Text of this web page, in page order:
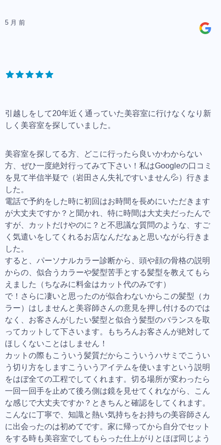
5 月 前
引越しをして20年近く通っていた美容室に行けなくなり新
しく美容室を探していました。
美容室を探してる方、どこに行ったら良いかわからない
方、ぜひ一度絶対行ってみて下さい！私はGoogleの口コミ
を見て半信半疑で（岩田さん失礼ですいません💦）行きま
した。
電話で予約をした時に初回はお時間を長めにいただきます
が大丈夫ですか？と聞かれ、特に時間は大丈夫だったんで
すが、カットだけやのに？と不思議な質問のような、すご
く気遣いをしてくれるお店なんだなぁと思いながら行きま
した。
すると、パーソナルカラー診断から、頭や顔の骨格の説明
からの、似合うカラーや髪型苦手とする髪型を教えてもら
えました（ちなみに料金はカット代のみです）
で！さらに凄いと思ったのが似合わないからこの髪型（カ
ラー）はしませんと美容師さんの意見を押し付けるのでは
なく、お客さんがしたい髪型と似合う髪型のバランスを取
ってカットして下さいます。もちろんお客さんが絶対して
ほしくないことはしません！
カットの際もこういう髪質だからこういうハサミでこうい
う切り方をしますこういうアイテムを使いますという説明
をはぼ全ての工程でしてくれます。切る場所が変わったら
一回一回手を止めて後ろ側は鏡を見せてくれながら、こん
な感じで大丈夫ですか？ときちんと確認をしてくれます。
こんなに丁寧で、知識と熱い気持ちをお持ちの美容師さん
に出会ったのは初めてです。家に帰ってから自分でセット
をする時も美容室でしてもらった仕上がりとほぼ同じよう